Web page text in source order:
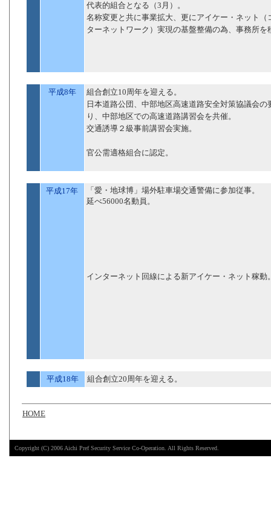
代表的組合となる（3月）。
名称変更と共に事業拡大、更にアイケー・ネット（
ターネットワーク）実現の基盤整備の為、事務所を
平成8年
組合創立10周年を迎える。
日本道路公団、中部地区高速道路安全対策協議会の
り、中部地区での高速道路講習会を共催。
交通誘導２級事前講習会実施。
官公需適格組合に認定。
平成17年
「愛・地球博」場外駐車場交通警備に参加従事。
延べ56000名動員。
インターネット回線による新アイケー・ネット稼動
平成18年 組合創立20周年を迎える。
HOME
Copyright (C) 2006 Aichi Pref Security Service Co-Operation. All Rights Reserved.